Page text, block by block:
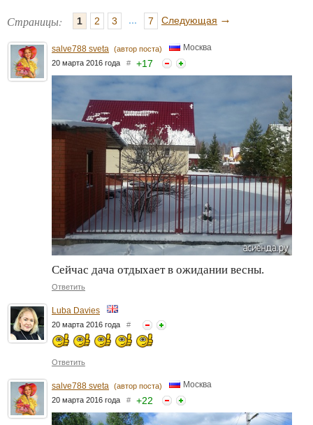
Страницы: 1 2 3 ... 7 Следующая →
salve788 sveta (автор поста) Москва
20 марта 2016 года # +17
Сейчас дача отдыхает в ожидании весны.
Ответить
Luba Davies
20 марта 2016 года #
Ответить
salve788 sveta (автор поста) Москва
20 марта 2016 года # +22